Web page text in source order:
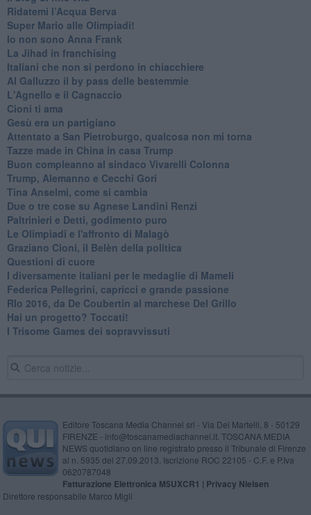
​Ridatemi l’Acqua Berva
Super Mario alle Olimpiadi!
Io non sono Anna Frank
​La Jihad in franchising
Italiani che non si perdono in chiacchiere
Al Galluzzo il by pass delle bestemmie
L'Agnello e il Cagnaccio
Cioni ti ama
​Gesù era un partigiano
Attentato a San Pietroburgo, qualcosa non mi torna
Tazze made in China in casa Trump
Buon compleanno al sindaco Vivarelli Colonna
Trump, Alemanno e Cecchi Gori
Tina Anselmi, come si cambia
Due o tre cose su Agnese Landini Renzi
Paltrinieri e Detti, godimento puro
Le Olimpiadi e l'affronto di Malagò
Graziano Cioni, il Belèn della politica
Questioni di cuore
I diversamente italiani per le medaglie di Mameli
Federica Pellegrini, capricci e grande passione
RIo 2016, da De Coubertin al marchese Del Grillo
​Hai un progetto? Toccati!
​I Trisome Games dei sopravvissuti
Editore Toscana Media Channel srl - Via Dei Martelli, 8 - 50129
FIRENZE - info@toscanamediachannel.it. TOSCANA MEDIA
NEWS quotidiano on line registrato presso il Tribunale di Firenze
al n. 5935 del 27.09.2013. Iscrizione ROC 22105 - C.F. e P.Iva
0620787048
Fatturazione Elettronica M5UXCR1 | Privacy Nielsen
Direttore responsabile Marco Migli